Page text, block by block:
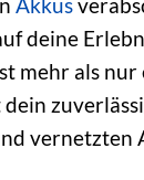
deine
mehr als nur
vernetzten